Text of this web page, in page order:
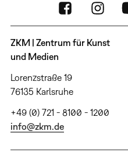
ZKM | Zentrum für Kunst
und Medien
Lorenzstraße 19
76135 Karlsruhe
+49 (0) 721 - 8100 - 1200
info@zkm.de